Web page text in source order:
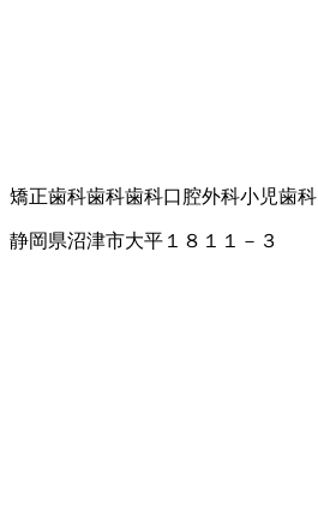
矯正歯科歯科歯科口腔外科小児歯科
静岡県沼津市大平１８１１－３